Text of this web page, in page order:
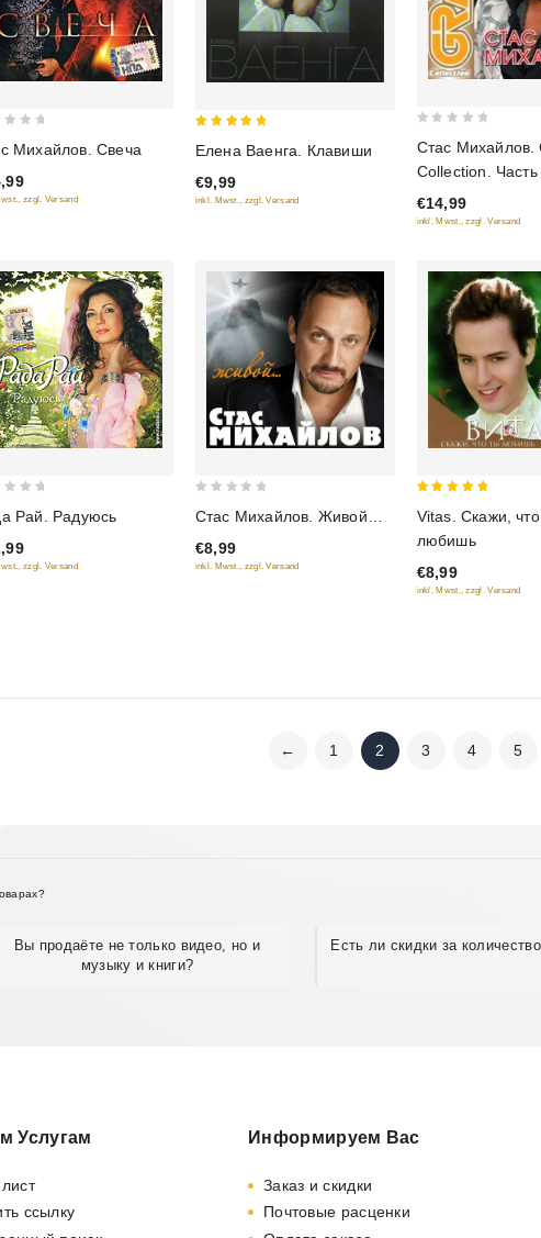
Михайлов. Свеча
zzgl. Versand
Елена Ваенга. Клавиши
€9,99
inkl. Mwst., zzgl. Versand
of
5
Стас Михайлов.
Collection. Часть
€14,99
inkl. Mwst., zzgl. Versand
Рай. Радуюсь
zzgl. Versand
of
5
Стас Михайлов. Живой…
€8,99
inkl. Mwst., zzgl. Versand
Vitas. Скажи,
любишь
€8,99
inkl. Mwst., zzgl. Versand
← 1 2 3 4 5
Вы продаёте не только видео, но и
музыку и книги?
Есть ли скидки за
Услугам
ссылку
Информируем Вас
Заказ и скидки
Почтовые расценки